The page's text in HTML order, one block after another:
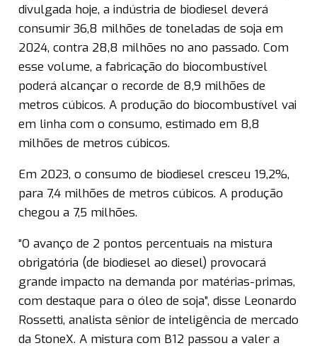
divulgada hoje, a indústria de biodiesel deverá
consumir 36,8 milhões de toneladas de soja em
2024, contra 28,8 milhões no ano passado. Com
esse volume, a fabricação do biocombustível
poderá alcançar o recorde de 8,9 milhões de
metros cúbicos. A produção do biocombustível vai
em linha com o consumo, estimado em 8,8
milhões de metros cúbicos.
Em 2023, o consumo de biodiesel cresceu 19,2%,
para 7,4 milhões de metros cúbicos. A produção
chegou a 7,5 milhões.
“O avanço de 2 pontos percentuais na mistura
obrigatória (de biodiesel ao diesel) provocará
grande impacto na demanda por matérias-primas,
com destaque para o óleo de soja”, disse Leonardo
Rossetti, analista sênior de inteligência de mercado
da StoneX. A mistura com B12 passou a valer a